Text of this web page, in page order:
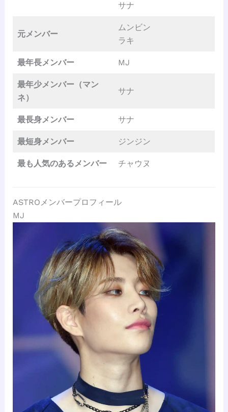
サナ
元メンバー
ムンビン
ラキ
最年長メンバー MJ
最年少メンバー（マン
ネ）
サナ
最長身メンバー サナ
最短身メンバー ジンジン
最も人気のあるメンバー チャウヌ
ASTROメンバープロフィール
MJ